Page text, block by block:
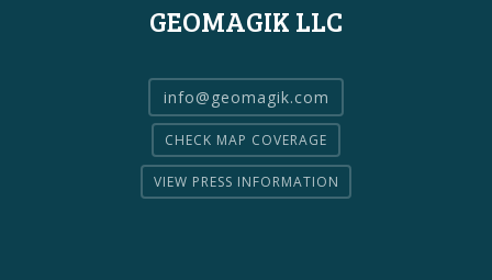
GEOMAGIK LLC
info@geomagik.com
CHECK MAP COVERAGE
VIEW PRESS INFORMATION